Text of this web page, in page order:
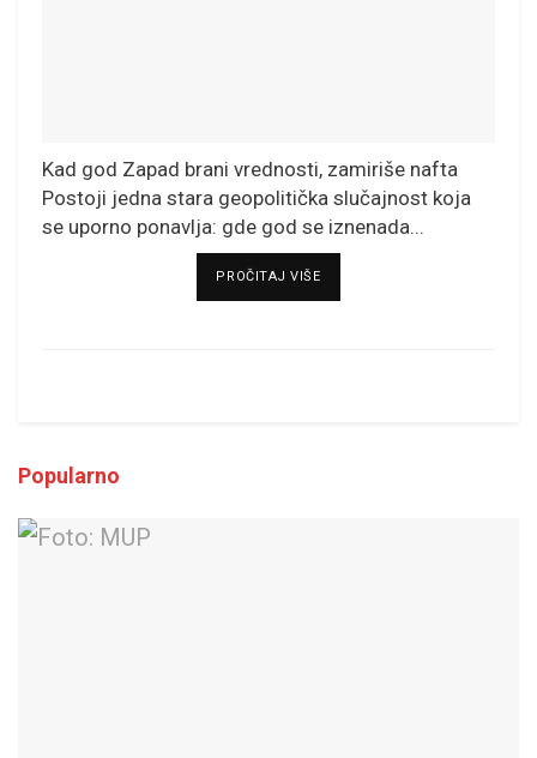
Kad god Zapad brani vrednosti, zamiriše nafta
Postoji jedna stara geopolitička slučajnost koja
se uporno ponavlja: gde god se iznenada...
PROČITAJ VIŠEDETAILS
Popularno